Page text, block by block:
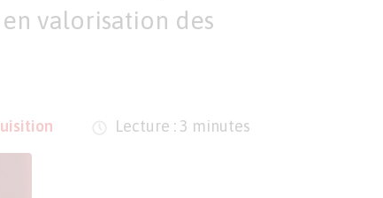
valorisation des
Lecture : 3 minutes